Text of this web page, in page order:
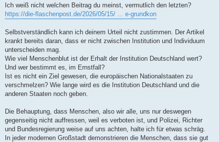
Ich weiß nicht welchen Beitrag du meinst, vermutlich den letzten?
https://die-flaschenpost.de/2026/05/15/ ... e-grundkon
Selbstverständlich kann ich deinem Urteil nicht zustimmen. Der Artikel
krankt bereits daran, dass er nicht zwischen Institution und Individuum
unterscheiden mag.
Wie viel Menschenblut ist der Erhalt der Institution Deutschland wert?
Und wer bestimmt es, im Ernstfall?
Ist es nicht ein Ziel gewesen, die europäischen Nationalstaaten zu
verschmelzen? Wie lange wird es die Institution Deutschland und die
anderen Staaten noch geben.
Die Behauptung, dass Menschen, also wir alle, uns nur deswegen
gegenseitig nicht auffressen, weil es verboten ist, und Polizei, Richter
und Bundesregierung weise auf uns achten, halte ich für etwas schräg.
In jeder modernen Großstadt demonstrieren die Menschen, dass sie gut